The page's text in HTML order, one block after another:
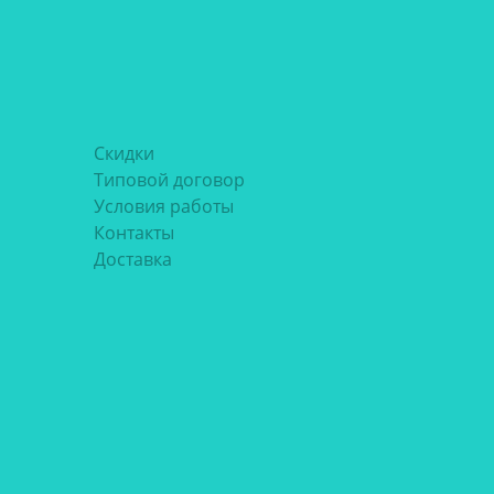
Скидки
Типовой договор
Условия работы
Контакты
Доставка